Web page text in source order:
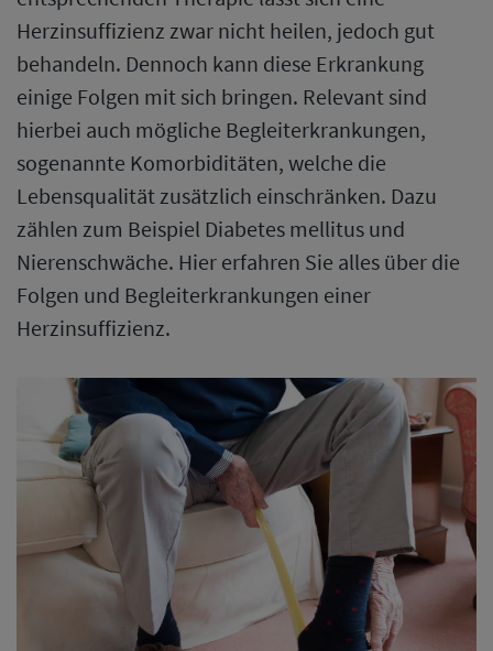
Herzinsuffizienz zwar nicht heilen, jedoch gut
behandeln. Dennoch kann diese Erkrankung
einige Folgen mit sich bringen. Relevant sind
hierbei auch mögliche Begleiterkrankungen,
sogenannte Komorbiditäten, welche die
Lebensqualität zusätzlich einschränken. Dazu
zählen zum Beispiel Diabetes mellitus und
Nierenschwäche. Hier erfahren Sie alles über die
Folgen und Begleiterkrankungen einer
Herzinsuffizienz.